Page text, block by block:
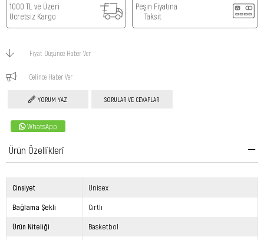
1000 TL ve Üzeri
Ücretsiz Kargo
Peşin Fiyatına
Taksit
Fiyat Düşünce Haber Ver
Gelince Haber Ver
YORUM YAZ SORULAR VE CEVAPLAR
WhatsApp
Ürün Özellikleri
Cinsiyet Unisex
Bağlama Şekli Cırtlı
Ürün Niteliği Basketbol